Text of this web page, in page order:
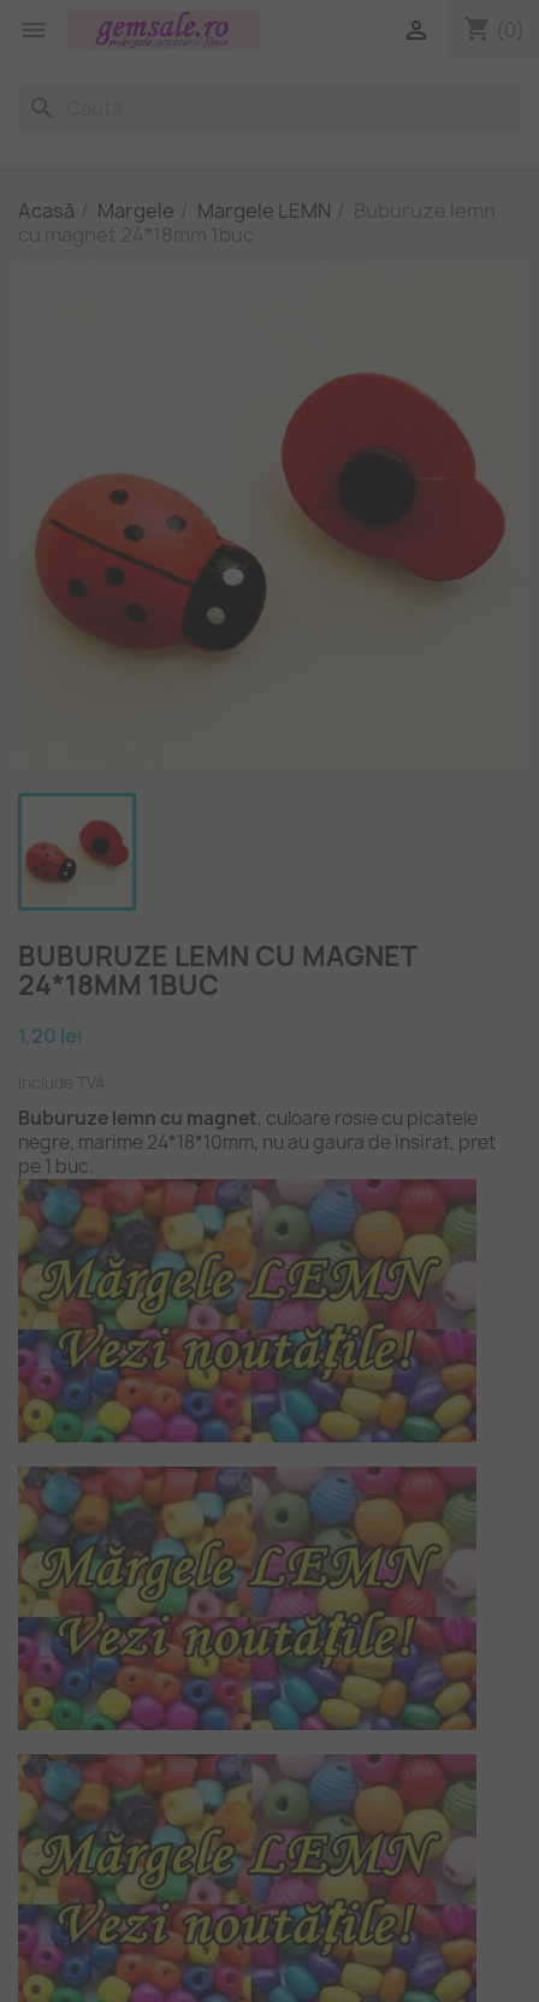
 shopping_cart (0)

search
Acasă Margele Margele LEMN
Buburuze lemn
cu magnet 24*18mm 1buc
BUBURUZE LEMN CU MAGNET
24*18MM 1BUC
1,20 lei
Include TVA
Buburuze lemn cu magnet, culoare rosie cu picatele
negre, marime 24*18*10mm, nu au gaura de insirat, pret
pe 1 buc.